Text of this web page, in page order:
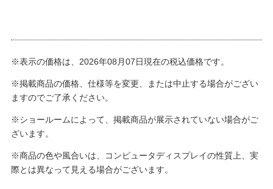
※表示の価格は、2026年08月07日現在の税込価格です。
※掲載商品の価格、仕様等を変更、または中止する場合がござい
ますのでご了承ください。
※ショールームによって、掲載商品が展示されていない場合がご
ざいます。
※商品の色や風合いは、コンピュータディスプレイの性質上、実
際とは異なって見える場合がございます。